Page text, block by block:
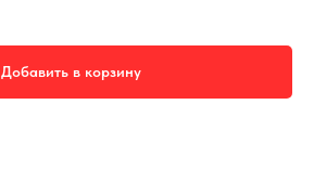
Добавить в корзину